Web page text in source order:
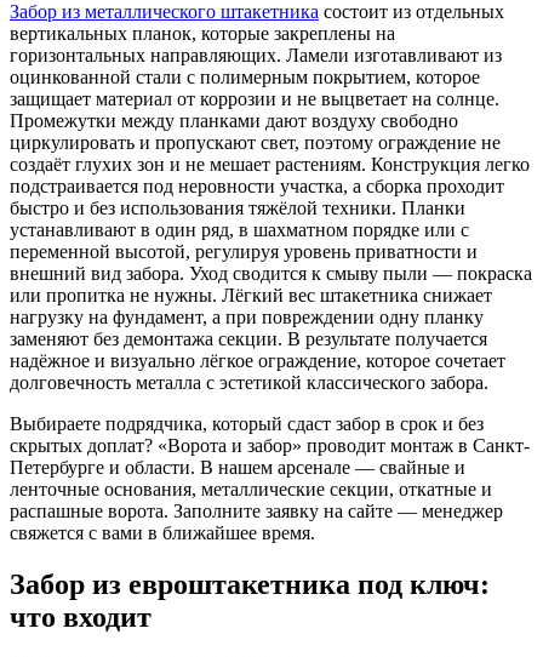
Забор из металлического штакетника состоит из отдельных
вертикальных планок, которые закреплены на
горизонтальных направляющих. Ламели изготавливают из
оцинкованной стали с полимерным покрытием, которое
защищает материал от коррозии и не выцветает на солнце.
Промежутки между планками дают воздуху свободно
циркулировать и пропускают свет, поэтому ограждение не
создаёт глухих зон и не мешает растениям. Конструкция легко
подстраивается под неровности участка, а сборка проходит
быстро и без использования тяжёлой техники. Планки
устанавливают в один ряд, в шахматном порядке или с
переменной высотой, регулируя уровень приватности и
внешний вид забора. Уход сводится к смыву пыли — покраска
или пропитка не нужны. Лёгкий вес штакетника снижает
нагрузку на фундамент, а при повреждении одну планку
заменяют без демонтажа секции. В результате получается
надёжное и визуально лёгкое ограждение, которое сочетает
долговечность металла с эстетикой классического забора.
Выбираете подрядчика, который сдаст забор в срок и без
скрытых доплат? «Ворота и забор» проводит монтаж в Санкт-
Петербурге и области. В нашем арсенале — свайные и
ленточные основания, металлические секции, откатные и
распашные ворота. Заполните заявку на сайте — менеджер
свяжется с вами в ближайшее время.
Забор из евроштакетника под ключ:
что входит